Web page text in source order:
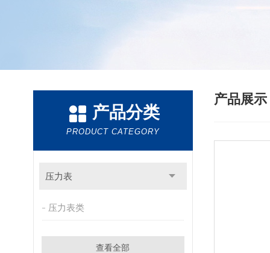
产品分类
PRODUCT CATEGORY
压力表
压力表类
查看全部
产品展示